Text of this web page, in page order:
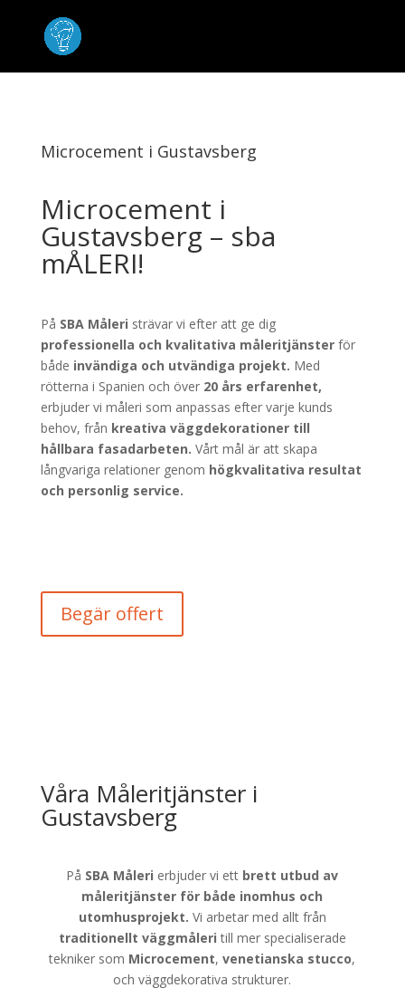
Microcement i Gustavsberg
Microcement i
Gustavsberg – sba
mÅLERI!
På SBA Måleri strävar vi efter att ge dig
professionella och kvalitativa måleritjänsterför
både invändiga och utvändiga projekt. Med
rötterna i Spanien och över 20 års erfarenhet,
erbjuder vi måleri som anpassas efter varje kunds
behov, från kreativa väggdekorationer till
hållbara fasadarbeten. Vårt mål är att skapa
långvariga relationer genom högkvalitativa resultat
och personlig service.
Begär offert
Våra Måleritjänster i
Gustavsberg
På SBA Måleri erbjuder vi ett brett utbud av
måleritjänster för både inomhus och
utomhusprojekt. Vi arbetar med allt från
traditionellt väggmåleri till mer specialiserade
tekniker som Microcement,venetianska stucco,
och väggdekorativa strukturer.